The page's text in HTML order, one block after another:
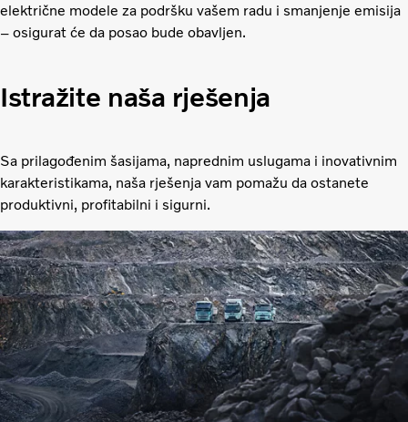
električne modele za podršku vašem radu i smanjenje emisija
– osigurat će da posao bude obavljen.
Istražite naša rješenja
Sa prilagođenim šasijama, naprednim uslugama i inovativnim
karakteristikama, naša rješenja vam pomažu da ostanete
produktivni, profitabilni i sigurni.